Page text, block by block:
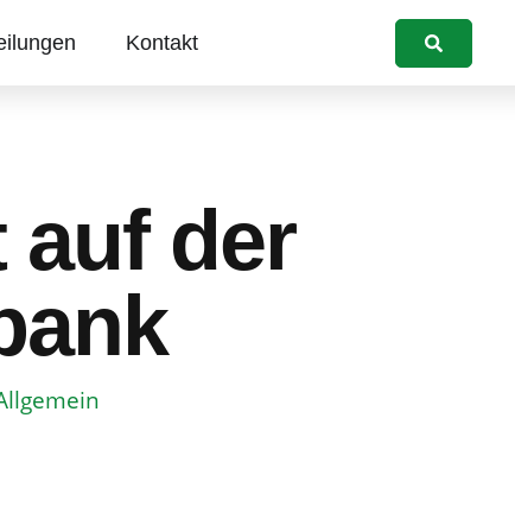
Kontakt Suchen
der